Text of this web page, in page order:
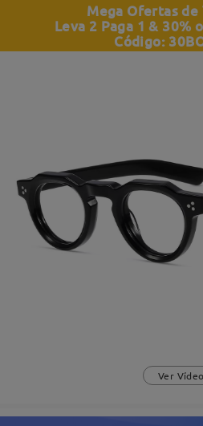
Mega Ofertas de
Leva 2 Paga 1 &
Código:
Ver Vídeo